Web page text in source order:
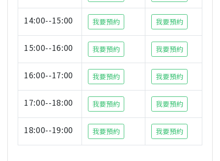
14:00--15:00 我要預約 我要預約
15:00--16:00 我要預約 我要預約
16:00--17:00 我要預約 我要預約
17:00--18:00 我要預約 我要預約
18:00--19:00 我要預約 我要預約